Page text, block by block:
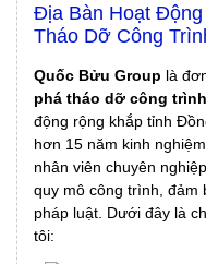
Địa Bàn Hoạt
Tháo Dỡ Công
Quốc Bửu Group là
phá tháo dỡ công
động rộng khắp tỉnh
hơn 15 năm kinh
nhân viên chuyên
quy mô công trình, đảm
pháp luật. Dưới đây là
tôi: